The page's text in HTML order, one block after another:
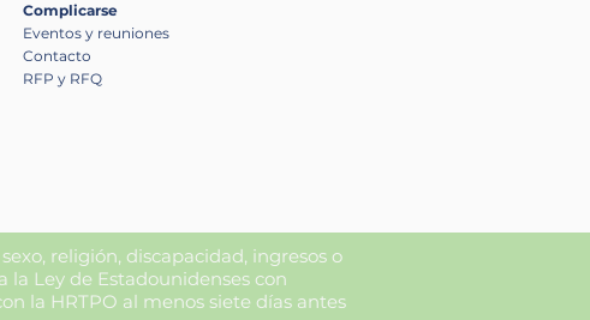
Complicarse
Eventos y reuniones
Contacto
RFP y RFQ
religión, discapacidad, ingresos o
la Ley de Estadounidenses con
la HRTPO al menos siete días antes